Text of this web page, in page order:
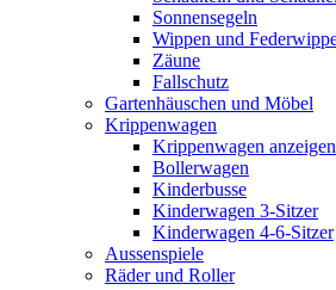
Sonnensegeln
Wippen und
Zäune
Fallschutz
Gartenhäuschen und Möbel
Krippenwagen
Krippenwagen anzeigen
Bollerwagen
Kinderbusse
Kinderwagen 3-Sitzer
Kinderwagen 4-6-Sitzer
Aussenspiele
Räder und Roller